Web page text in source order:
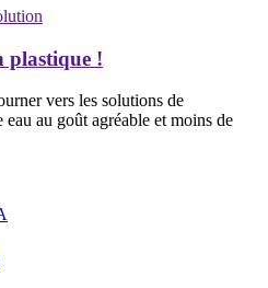
plastique !
vers les solutions de
au goût agréable et moins de